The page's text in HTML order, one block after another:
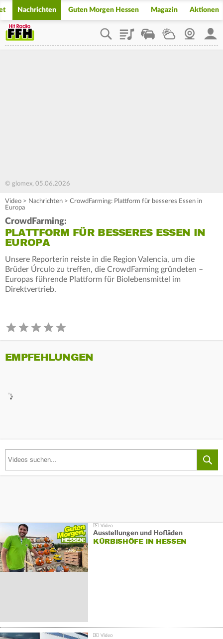
Nachrichten Guten Morgen Hessen Magazin Aktionen
PlaylistStaupilotWetterWebcam
© glomex, 05.06.2026
Video > Nachrichten > CrowdFarming: Plattform für besseres Essen in
Europa
CrowdFarming:
PLATTFORM FÜR BESSERES ESSEN IN
EUROPA
Unsere Reporterin reiste in die Region Valencia, um die
Brüder Úrculo zu treffen, die CrowdFarming gründeten –
Europas führende Plattform für Biolebensmittel im
Direktvertrieb.
EMPFEHLUNGEN
Ausstellungen und Hofläden
KÜRBISHÖFE IN HESSEN